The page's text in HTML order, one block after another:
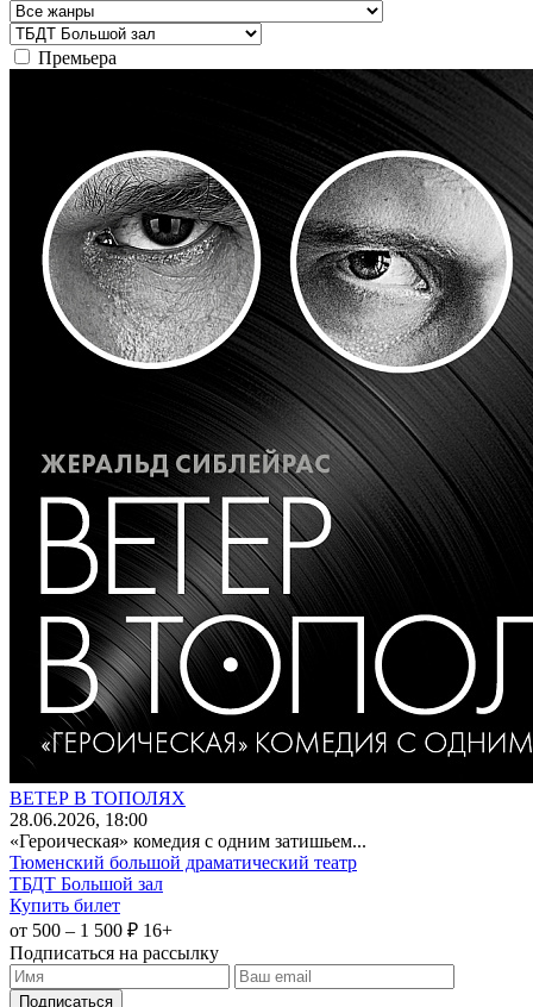
Премьера
ВЕТЕР В ТОПОЛЯХ
28.06.2026, 18:00
«Героическая» комедия с одним затишьем...
Тюменский большой драматический театр
ТБДТ Большой зал
Купить билет
от 500 – 1 500 ₽ 16+
Подписаться на рассылку